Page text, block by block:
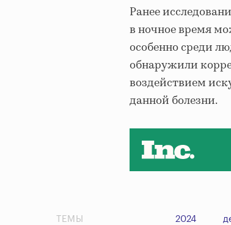
Ранее
в ночное время
особенно среди
обнаружили
воздействием
данной болезни.
ТЕМЫ 2024